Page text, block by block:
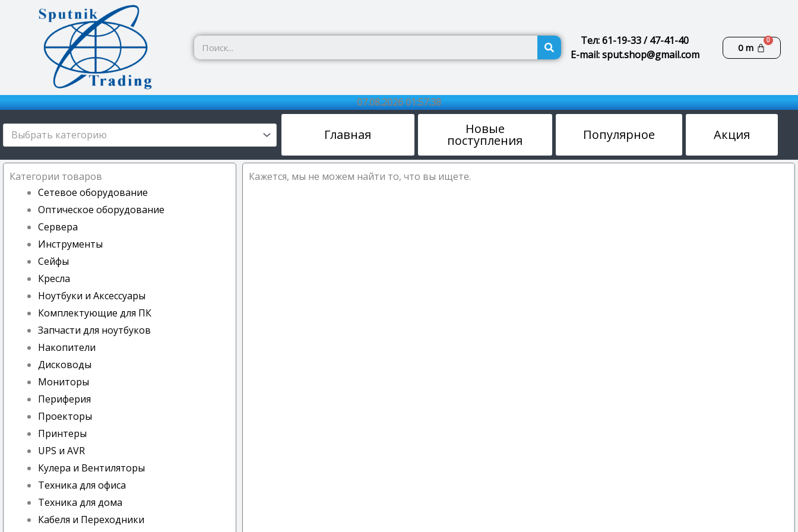
Перейти
содержимому
ПоискТел: 61-19-33 / 47-41-40
E-mail: sput.shop@gmail.com
0m
07.08.2026 01:57:38
Выбрать категорию Главная Новые
поступления Популярное Акция
Категории товаров
Сетевое оборудование
Оптическое оборудование
Сервера
Инструменты
Сейфы
Кресла
Ноутбуки и Аксессуары
Комплектующие для ПК
Запчасти для ноутбуков
Накопители
Дисководы
Мониторы
Периферия
Проекторы
Принтеры
UPS и AVR
Кулера и Вентиляторы
Техника для офиса
Техника для дома
Кабеля и Переходники
Кажется, мы не можем найти то, что вы ищете.